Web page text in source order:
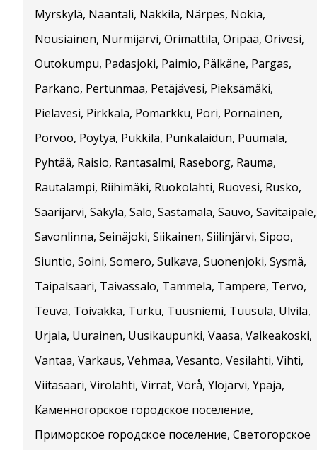
Myrskylä, Naantali, Nakkila, Närpes, Nokia,
Nousiainen, Nurmijärvi, Orimattila, Oripää, Orivesi,
Outokumpu, Padasjoki, Paimio, Pälkäne, Pargas,
Parkano, Pertunmaa, Petäjävesi, Pieksämäki,
Pielavesi, Pirkkala, Pomarkku, Pori, Pornainen,
Porvoo, Pöytyä, Pukkila, Punkalaidun, Puumala,
Pyhtää, Raisio, Rantasalmi, Raseborg, Rauma,
Rautalampi, Riihimäki, Ruokolahti, Ruovesi, Rusko,
Saarijärvi, Säkylä, Salo, Sastamala, Sauvo, Savitaipale,
Savonlinna, Seinäjoki, Siikainen, Siilinjärvi, Sipoo,
Siuntio, Soini, Somero, Sulkava, Suonenjoki, Sysmä,
Taipalsaari, Taivassalo, Tammela, Tampere, Tervo,
Teuva, Toivakka, Turku, Tuusniemi, Tuusula, Ulvila,
Urjala, Uurainen, Uusikaupunki, Vaasa, Valkeakoski,
Vantaa, Varkaus, Vehmaa, Vesanto, Vesilahti, Vihti,
Viitasaari, Virolahti, Virrat, Vörå, Ylöjärvi, Ypäjä,
Каменногорское городское поселение,
Приморское городское поселение, Светогорское